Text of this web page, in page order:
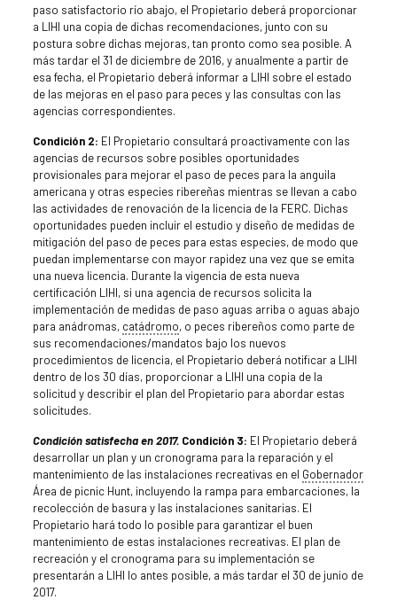
paso satisfactorio río abajo, el Propietario deberá proporcionar
a LIHI una copia de dichas recomendaciones, junto con su
postura sobre dichas mejoras, tan pronto como sea posible. A
más tardar el 31 de diciembre de 2016, y anualmente a partir de
esa fecha, el Propietario deberá informar a LIHI sobre el estado
de las mejoras en el paso para peces y las consultas con las
agencias correspondientes.
Condición 2: El Propietario consultará proactivamente con las
agencias de recursos sobre posibles oportunidades
provisionales para mejorar el paso de peces para la anguila
americana y otras especies ribereñas mientras se llevan a cabo
las actividades de renovación de la licencia de la FERC. Dichas
oportunidades pueden incluir el estudio y diseño de medidas de
mitigación del paso de peces para estas especies, de modo que
puedan implementarse con mayor rapidez una vez que se emita
una nueva licencia. Durante la vigencia de esta nueva
certificación LIHI, si una agencia de recursos solicita la
implementación de medidas de paso aguas arriba o aguas abajo
para anádromas, catádromo, o peces ribereños como parte de
sus recomendaciones/mandatos bajo los nuevos
procedimientos de licencia, el Propietario deberá notificar a LIHI
dentro de los 30 días, proporcionar a LIHI una copia de la
solicitud y describir el plan del Propietario para abordar estas
solicitudes.
Condición satisfecha en 2017.Condición 3: El Propietario deberá
desarrollar un plan y un cronograma para la reparación y el
mantenimiento de las instalaciones recreativas en el Gobernador
Área de picnic Hunt, incluyendo la rampa para embarcaciones, la
recolección de basura y las instalaciones sanitarias. El
Propietario hará todo lo posible para garantizar el buen
mantenimiento de estas instalaciones recreativas. El plan de
recreación y el cronograma para su implementación se
presentarán a LIHI lo antes posible, a más tardar el 30 de junio de
2017.